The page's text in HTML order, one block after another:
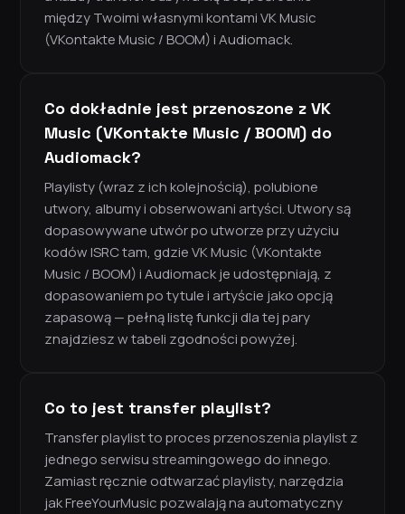
między Twoimi własnymi kontami VK Music
(VKontakte Music / BOOM) i Audiomack.
Co dokładnie jest przenoszone z VK
Music (VKontakte Music / BOOM) do
Audiomack?
Playlisty (wraz z ich kolejnością), polubione
utwory, albumy i obserwowani artyści. Utwory są
dopasowywane utwór po utworze przy użyciu
kodów ISRC tam, gdzie VK Music (VKontakte
Music / BOOM) i Audiomack je udostępniają, z
dopasowaniem po tytule i artyście jako opcją
zapasową — pełną listę funkcji dla tej pary
znajdziesz w tabeli zgodności powyżej.
Co to jest transfer playlist?
Transfer playlist to proces przenoszenia playlist z
jednego serwisu streamingowego do innego.
Zamiast ręcznie odtwarzać playlisty, narzędzia
jak FreeYourMusic pozwalają na automatyczny